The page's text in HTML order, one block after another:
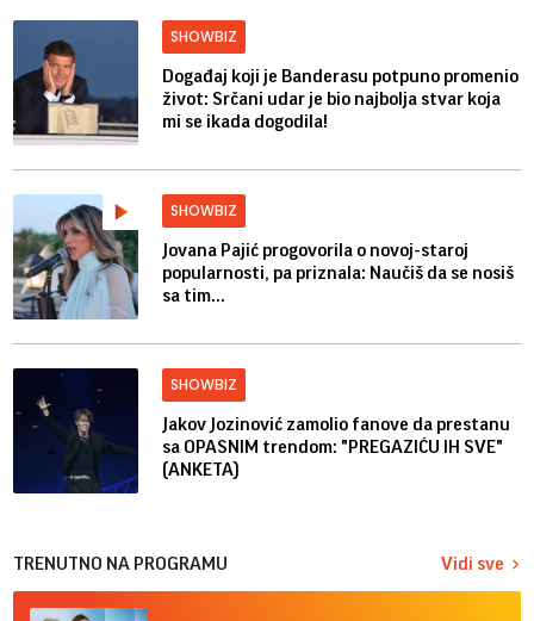
SHOWBIZ
Događaj koji je Banderasu potpuno promenio
život: Srčani udar je bio najbolja stvar koja
mi se ikada dogodila!
SHOWBIZ
Jovana Pajić progovorila o novoj-staroj
popularnosti, pa priznala: Naučiš da se nosiš
sa tim...
SHOWBIZ
Jakov Jozinović zamolio fanove da prestanu
sa OPASNIM trendom: "PREGAZIĆU IH SVE"
(ANKETA)
TRENUTNO NA PROGRAMU Vidi sve